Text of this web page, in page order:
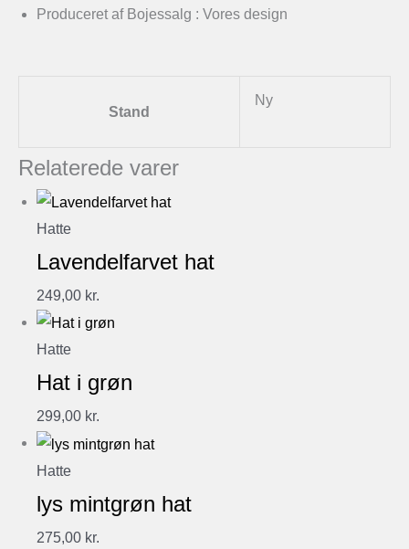
Produceret af Bojessalg : Vores design
Stand
Ny
Relaterede varer
Hatte
Lavendelfarvet hat
249,00 kr.
Hatte
Hat i grøn
299,00 kr.
Hatte
lys mintgrøn hat
275,00 kr.